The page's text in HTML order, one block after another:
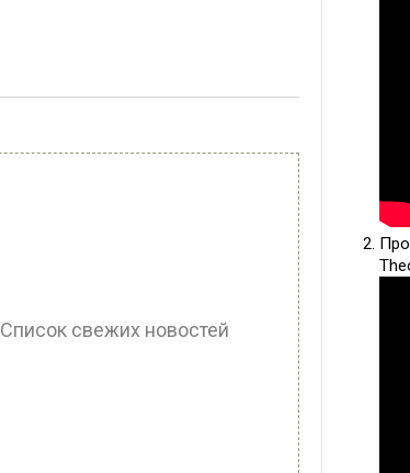
Список свежих новостей